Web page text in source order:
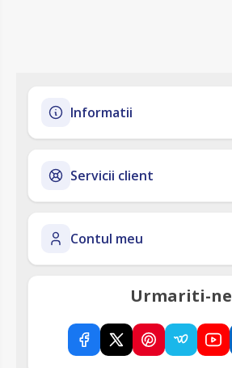
Informatii
Servicii client
Contul meu
Urmariti-ne